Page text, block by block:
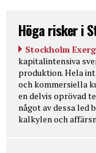
Höga risker i
Stockholm
kapitalintensiva
produktion. Hela
och kommersiella
en delvis oprövad
något av dessa
kalkylen och